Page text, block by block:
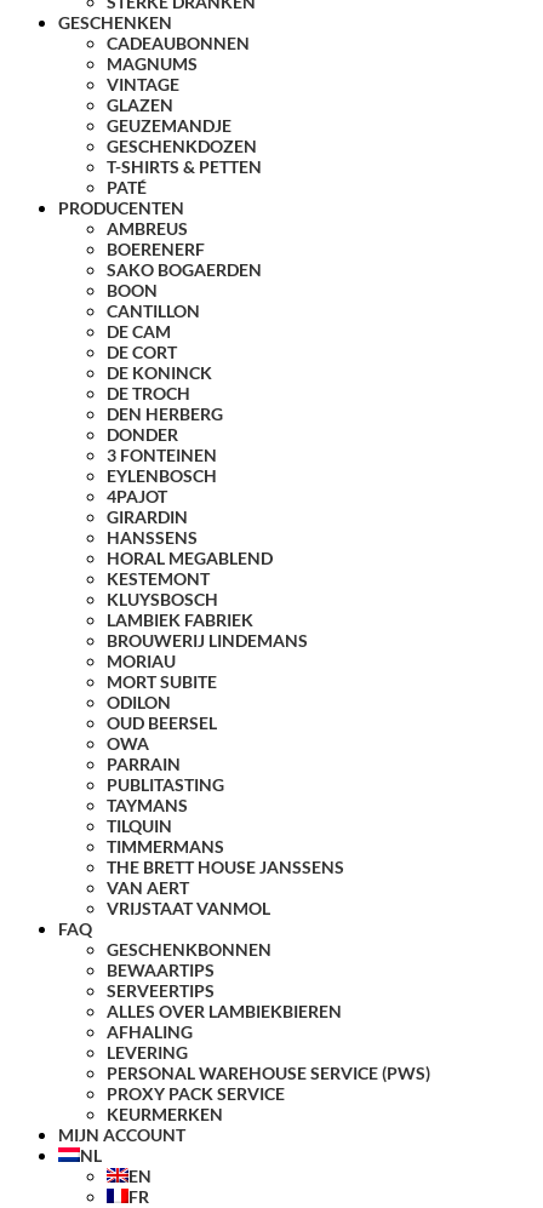
GESCHENKEN
CADEAUBONNEN
MAGNUMS
VINTAGE
GLAZEN
GEUZEMANDJE
GESCHENKDOZEN
T-SHIRTS & PETTEN
PATÉ
PRODUCENTEN
AMBREUS
BOERENERF
SAKO BOGAERDEN
BOON
CANTILLON
DE CAM
DE CORT
DE KONINCK
DE TROCH
DEN HERBERG
DONDER
3 FONTEINEN
EYLENBOSCH
4PAJOT
GIRARDIN
HANSSENS
HORAL MEGABLEND
KESTEMONT
KLUYSBOSCH
LAMBIEK FABRIEK
BROUWERIJ LINDEMANS
MORIAU
MORT SUBITE
ODILON
OUD BEERSEL
OWA
PARRAIN
PUBLITASTING
TAYMANS
TILQUIN
TIMMERMANS
THE BRETT HOUSE JANSSENS
VAN AERT
VRIJSTAAT VANMOL
FAQ
GESCHENKBONNEN
BEWAARTIPS
SERVEERTIPS
ALLES OVER LAMBIEKBIEREN
AFHALING
LEVERING
PERSONAL WAREHOUSE SERVICE (PWS)
PROXY PACK SERVICE
KEURMERKEN
MIJN ACCOUNT
NL
EN
FR